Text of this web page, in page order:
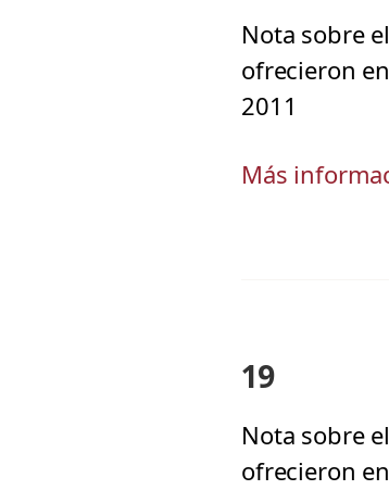
Nota sobre
ofrecieron
2011
Más
19
Nota sobre
ofrecieron